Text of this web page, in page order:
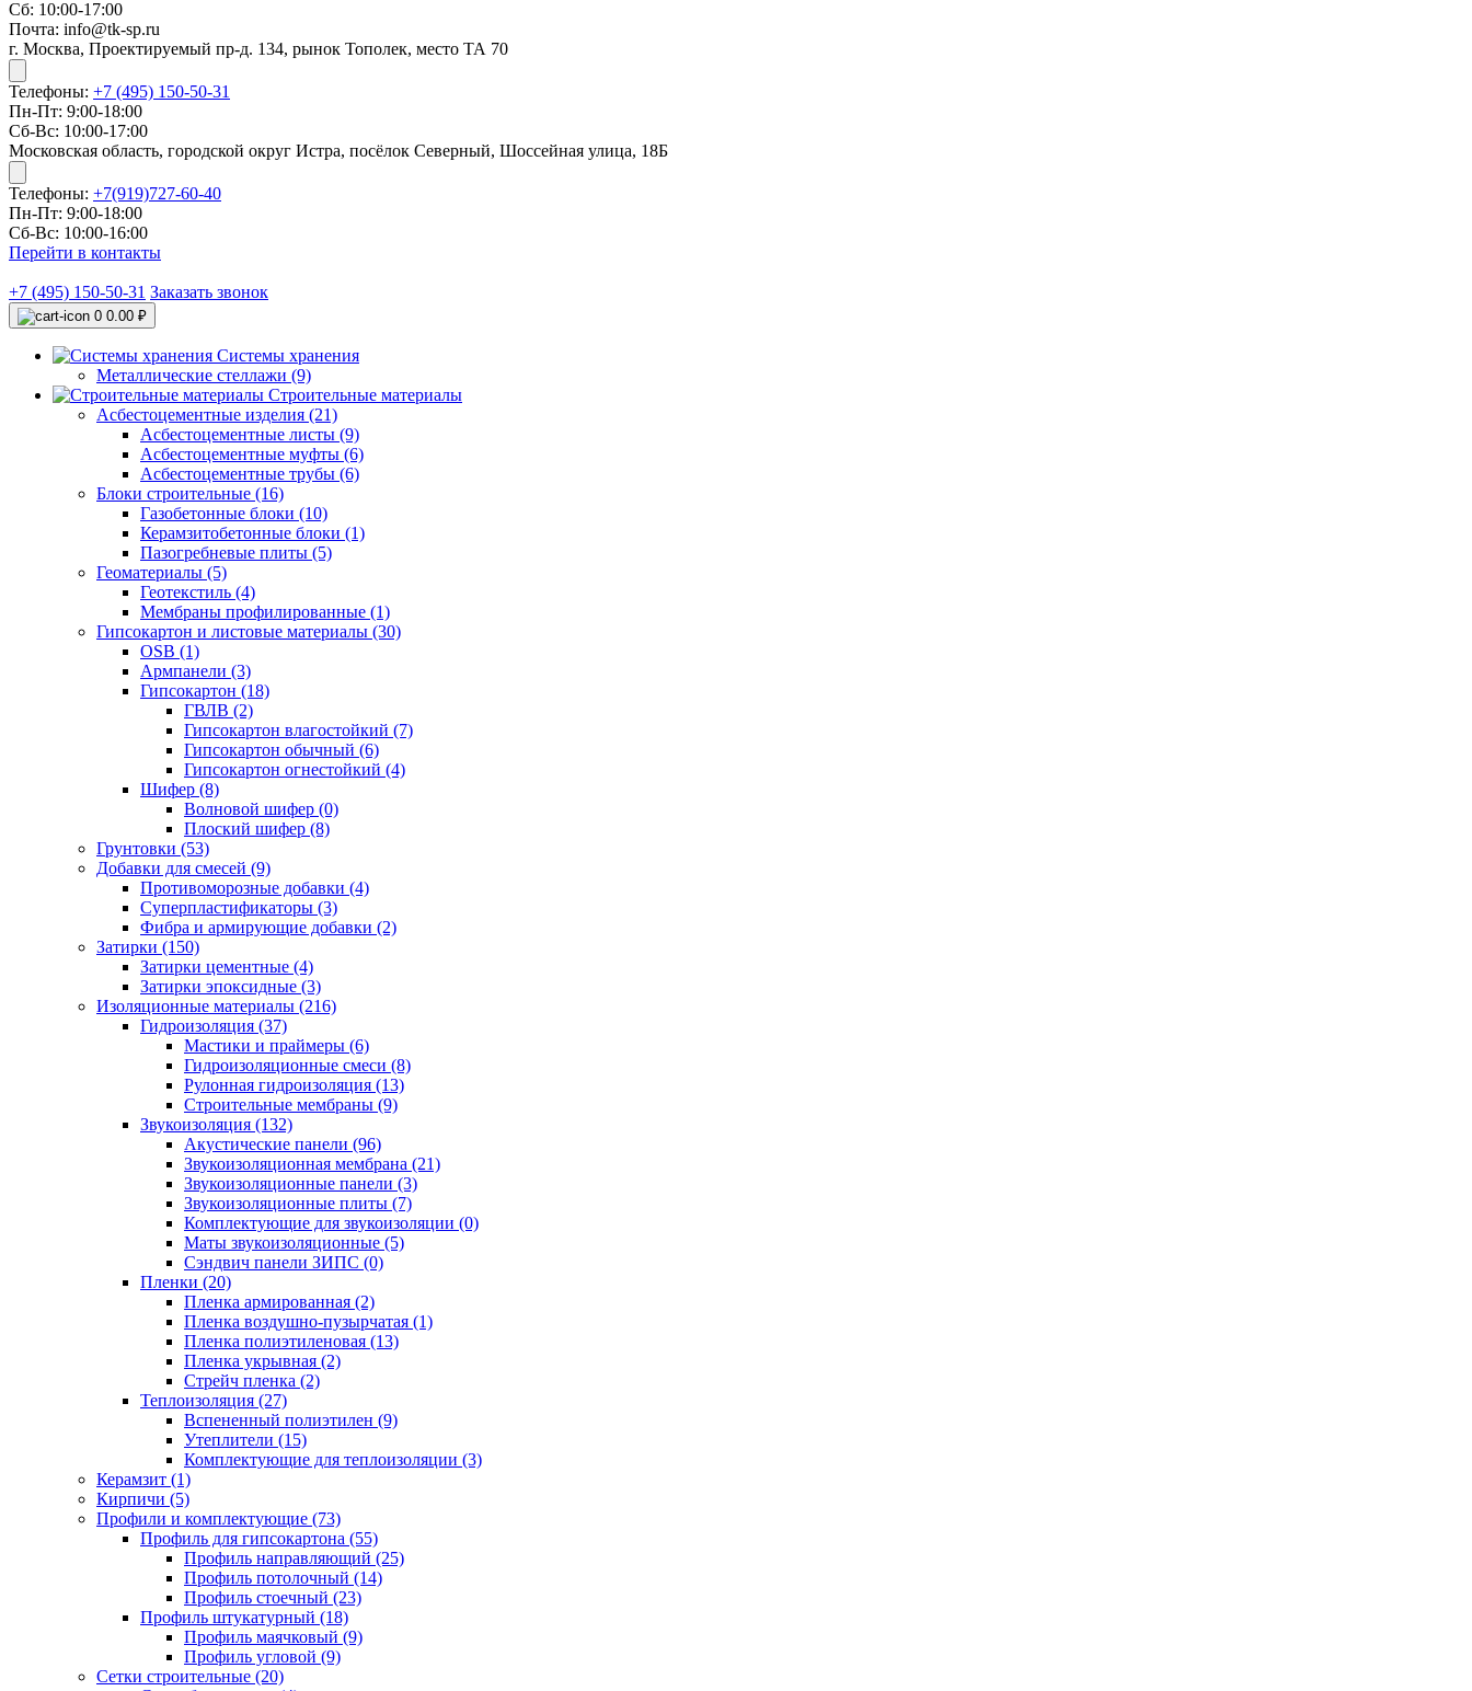
Сб: 10:00-17:00
Почта: info@tk-sp.ru
г. Москва, Проектируемый пр-д. 134, рынок Тополек, место ТА 70
Телефоны: +7 (495) 150-50-31
Пн-Пт: 9:00-18:00
Сб-Вс: 10:00-17:00
Московская область, городской округ Истра, посёлок Северный, Шоссейная улица, 18Б
Телефоны: +7(919)727-60-40
Пн-Пт: 9:00-18:00
Сб-Вс: 10:00-16:00
Перейти в контакты
+7 (495) 150-50-31 Заказать звонок
0 0.00 ₽
Системы хранения
Металлические стеллажи (9)
Строительные материалы
Асбестоцементные изделия (21)
Асбестоцементные листы (9)
Асбестоцементные муфты (6)
Асбестоцементные трубы (6)
Блоки строительные (16)
Газобетонные блоки (10)
Керамзитобетонные блоки (1)
Пазогребневые плиты (5)
Геоматериалы (5)
Геотекстиль (4)
Мембраны профилированные (1)
Гипсокартон и листовые материалы (30)
OSB (1)
Армпанели (3)
Гипсокартон (18)
ГВЛВ (2)
Гипсокартон влагостойкий (7)
Гипсокартон обычный (6)
Гипсокартон огнестойкий (4)
Шифер (8)
Волновой шифер (0)
Плоский шифер (8)
Грунтовки (53)
Добавки для смесей (9)
Противоморозные добавки (4)
Суперпластификаторы (3)
Фибра и армирующие добавки (2)
Затирки (150)
Затирки цементные (4)
Затирки эпоксидные (3)
Изоляционные материалы (216)
Гидроизоляция (37)
Мастики и праймеры (6)
Гидроизоляционные смеси (8)
Рулонная гидроизоляция (13)
Строительные мембраны (9)
Звукоизоляция (132)
Акустические панели (96)
Звукоизоляционная мембрана (21)
Звукоизоляционные панели (3)
Звукоизоляционные плиты (7)
Комплектующие для звукоизоляции (0)
Маты звукоизоляционные (5)
Сэндвич панели ЗИПС (0)
Пленки (20)
Пленка армированная (2)
Пленка воздушно-пузырчатая (1)
Пленка полиэтиленовая (13)
Пленка укрывная (2)
Стрейч пленка (2)
Теплоизоляция (27)
Вспененный полиэтилен (9)
Утеплители (15)
Комплектующие для теплоизоляции (3)
Керамзит (1)
Кирпичи (5)
Профили и комплектующие (73)
Профиль для гипсокартона (55)
Профиль направляющий (25)
Профиль потолочный (14)
Профиль стоечный (23)
Профиль штукатурный (18)
Профиль маячковый (9)
Профиль угловой (9)
Сетки строительные (20)